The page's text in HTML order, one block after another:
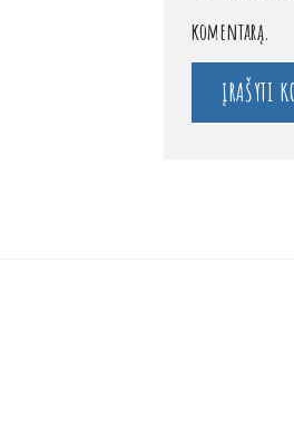
komentarą.